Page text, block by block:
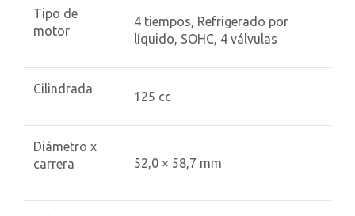
Tipo de
motor
4 tiempos, Refrigerado por
líquido, SOHC, 4 válvulas
Cilindrada
125 cc
Diámetro x
carrera
52,0 × 58,7 mm